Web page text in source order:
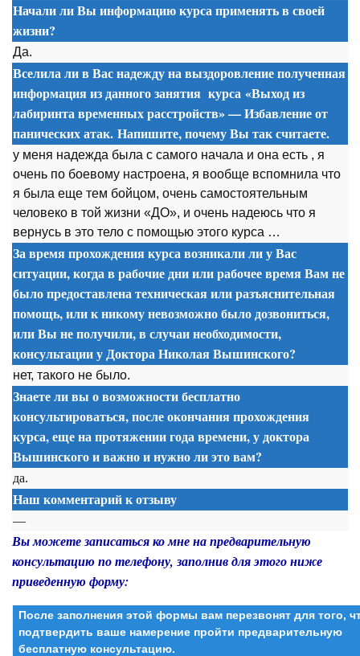
Начали ли Вы информацию курса применять в своей
жизни?
Да.
Вселила ли в Вас надежду на выздоровление полученная
информация из данного занятия курса «Выход из
лабиринта временных расстройств» — Избавление от
панических атак. Напишите, почему Вы так считаете.
у меня надежда была с самого начала и она есть , я
очень по боевому настроена, я вообще вспомнила что
я была еще тем бойцом, очень самостоятельным
человеко в той жизни «ДО», и очень надеюсь что я
вернусь в это тело с помощью этого курса …
За время прохождения курса возникали ли у Вас
ситуации, когда в рабочие дни или рабочее время Вам не
было предоставлена техническая или разъяснительная
помощь, или к никому невозможно было дозвониться,
или Вы не получили, в случаи необходимости,
консультации у Доктора Николая Вышинского?
нет, такого не было.
Знаете ли вы о возможности бесплатно
консультироваться, после окончания прохождения
курса, еще на протяжении года времени, у доктора
Вышинского и важно и нужно ли это вам?
да.
Наш комментарий к отзыву
—
Вы можете записаться ко мне на предварительную
консультацию по телефону, заполнив для этого ниже
приведенную форму:
После заполнения этой формы вам перезвонят для того,
подтвердить ваше намерение пройти предварительную
бесплатную консультацию.